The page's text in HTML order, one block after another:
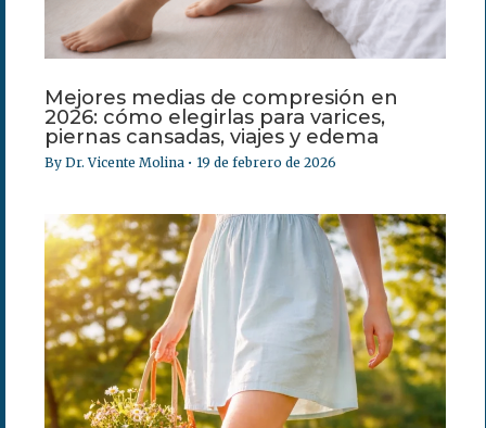
Mejores medias de compresión en
2026: cómo elegirlas para varices,
piernas cansadas, viajes y edema​
ByDr. Vicente Molina • 19 de febrero de 2026